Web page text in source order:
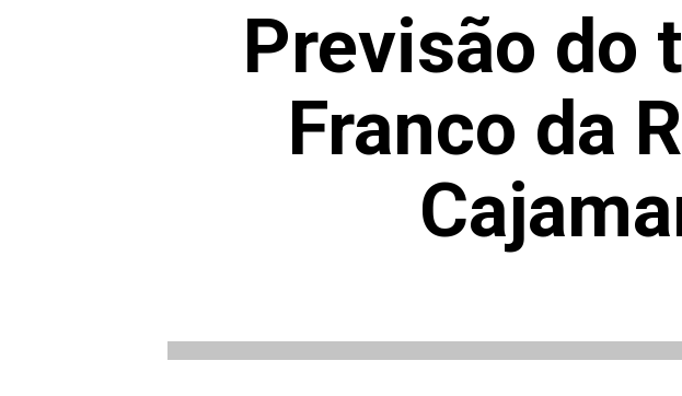
Previsão do
Franco da